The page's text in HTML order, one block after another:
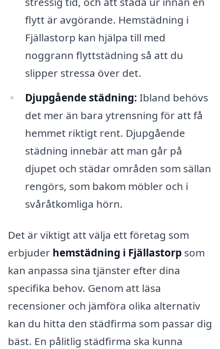
flytt är avgörande. Hemstädning i
Fjällastorp kan hjälpa till med
noggrann flyttstädning så att du
slipper stressa över det.
Djupgående städning: Ibland behövs
det mer än bara ytrensning för att få
hemmet riktigt rent. Djupgående
städning innebär att man går på
djupet och städar områden som sällan
rengörs, som bakom möbler och i
svåråtkomliga hörn.
Det är viktigt att välja ett företag som
erbjuder hemstädning i Fjällastorp som
kan anpassa sina tjänster efter dina
specifika behov. Genom att läsa
recensioner och jämföra olika alternativ
kan du hitta den städfirma som passar dig
bäst. En pålitlig städfirma ska kunna